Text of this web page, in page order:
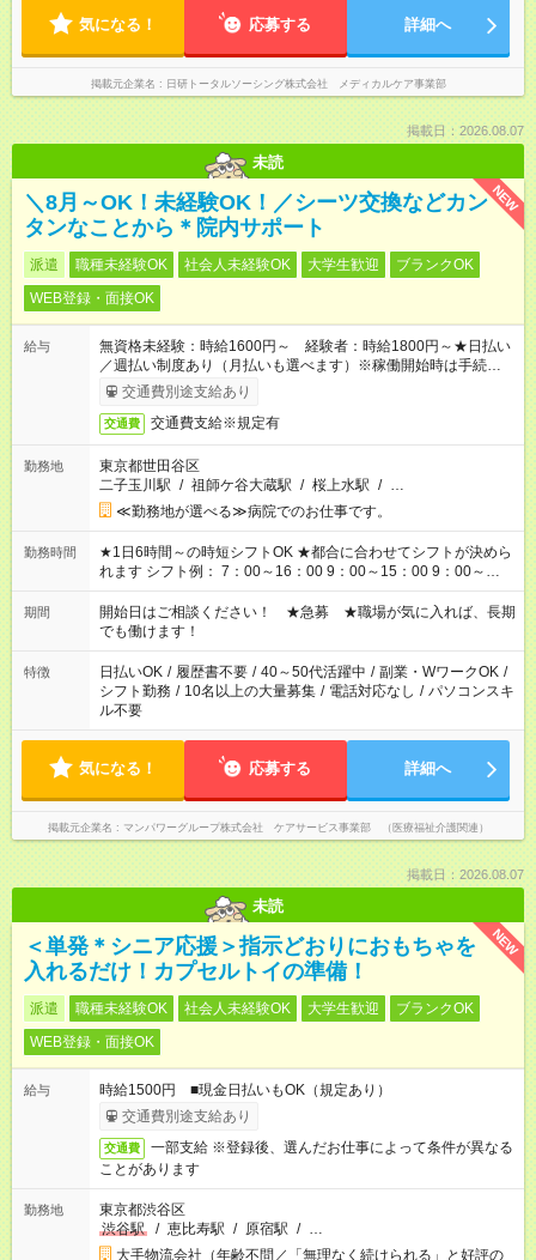
気になる！ 応募する 詳細へ
掲載元企業名 日研トータルソーシング株式会社 メディカルケア事業部
掲載日：2026.08.07
未読
NEW
＼8月～OK！未経験OK！／シーツ交換などカン
タンなことから＊院内サポート
派遣 職種未経験OK 社会人未経験OK 大学生歓迎
ブランクOK
WEB登録・面接OK
給与
無資格未経験：時給1600円～ 経験者：時給1800円～★日払い
／週払い制度あり（月払いも選べます）※稼働開始時は手続き完
了次第のお支払いとなります。
交通費別途支給あり
交通費 交通費支給※規定有
勤務地
東京都世田谷区
二子玉川駅 / 祖師ケ谷大蔵駅 / 桜上水駅 / …
≪勤務地が選べる≫病院でのお仕事です。
勤務時間
★1日6時間～の時短シフトOK ★都合に合わせてシフトが決めら
れます シフト例： 7：00～16：00 9：00～15：00 9：00～
18：00 11：00～20：00 など ※Wワークの場合、他のお仕事と
合わせ週40時間超の就業はご案内できません ※法令に基づき、
週20時間以上勤務は社会保険への加入対象となります ※労働者
派遣法（日雇い派遣の原則禁止）により、短時間・短期間の就
業はご案内が難しい場合があります
期間
開始日はご相談ください！ ★急募 ★職場が気に入れば、長期
でも働けます！
特徴 日払いOK / 履歴書不要 / 40～50代活躍中 / 副業・WワークOK /
シフト勤務 / 10名以上の大量募集 / 電話対応なし / パソコンスキ
ル不要
気になる！ 応募する 詳細へ
掲載元企業名 マンパワーグループ株式会社 ケアサービス事業部 （医療福祉介護関連）
掲載日：2026.08.07
未読
NEW
＜単発＊シニア応援＞指示どおりにおもちゃを
入れるだけ！カプセルトイの準備！
派遣 職種未経験OK 社会人未経験OK 大学生歓迎
ブランクOK
WEB登録・面接OK
給与
時給1500円 ■現金日払いもOK（規定あり）
交通費別途支給あり
交通費
一部支給 ※登録後、選んだお仕事によって条件が異なる
ことがあります
勤務地
東京都渋谷区
渋谷駅
/ 恵比寿駅 / 原宿駅 / …
大手物流会社（年齢不問／「無理なく続けられる」と好評の